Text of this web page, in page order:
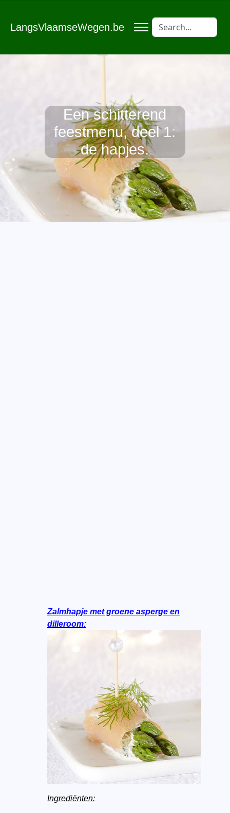
LangsVlaamseWegen.be
Een schitterend
feestmenu, deel 1:
de hapjes.
Zalmhapje met groene asperge en
dilleroom:
Ingrediënten: